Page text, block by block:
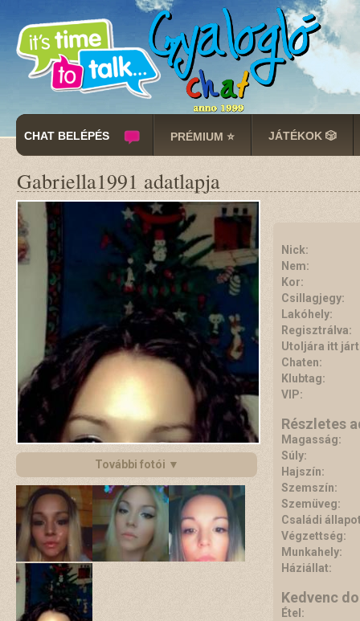
CHAT BELÉPÉS PRÉMIUM ⭐ JÁTÉKOK 🎲
Gabriella1991 adatlapja
További fotói ▼
Nick:
Nem:
Kor:
Csillagjegy:
Lakóhely:
Regisztrálva:
Utoljára itt
Chaten:
Klubtag:
VIP:
Részletes
Magasság:
Súly:
Hajszín:
Szemszín:
Szemüveg:
Családi
Végzettség:
Munkahely:
Háziállat:
Kedvenc
Étel: